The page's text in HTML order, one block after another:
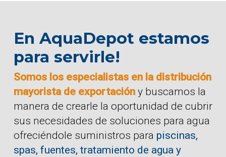
En AquaDepot estamos
para servirle!
Somos los especialistas en la distribución
mayorista de exportacióny buscamos la
manera de crearle la oportunidad de cubrir
sus necesidades de soluciones para agua
ofreciéndole suministros para piscinas,
spas, fuentes, tratamiento de agua y